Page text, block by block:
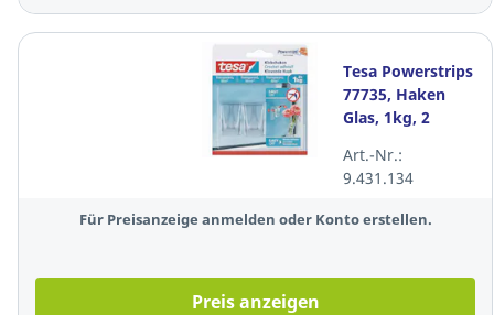
Tesa Powerstrips
77735, Haken
Glas, 1kg, 2
Art.-Nr.:
9.431.134
Für Preisanzeige anmelden oder Konto erstellen.
Preis anzeigen